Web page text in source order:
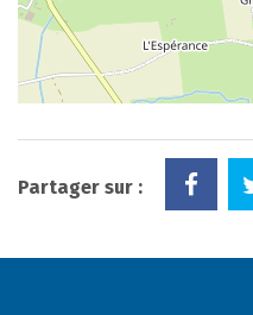
Partager sur :